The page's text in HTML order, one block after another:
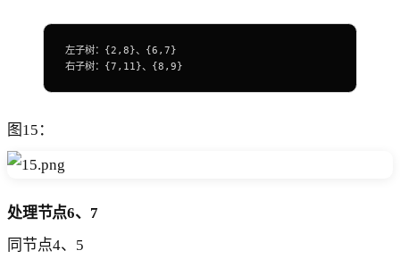
左子树：{2,8}、{6,7}
右子树：{7,11}、{8,9}
图15：
处理节点6、7
同节点4、5